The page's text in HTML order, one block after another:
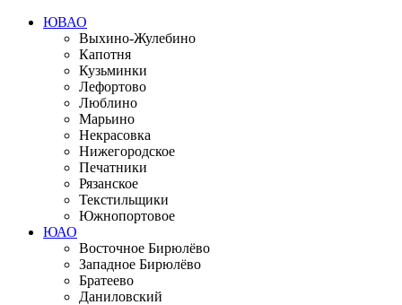
ЮВАО
Выхино-Жулебино
Капотня
Кузьминки
Лефортово
Люблино
Марьино
Некрасовка
Нижегородское
Печатники
Рязанское
Текстильщики
Южнопортовое
ЮАО
Восточное Бирюлёво
Западное Бирюлёво
Братеево
Даниловский